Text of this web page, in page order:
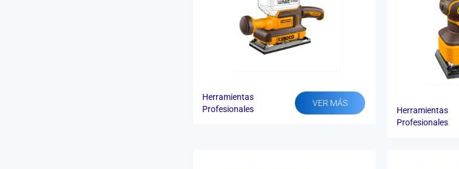
Herramientas
Profesionales
VER MÁS
Herramientas
Profesionales